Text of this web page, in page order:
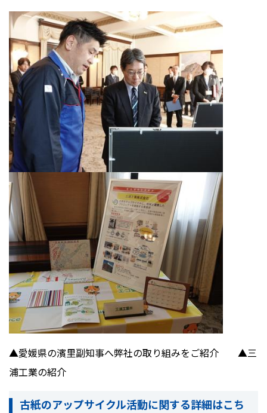
▲愛媛県の濱里副知事へ弊社の取り組みをご紹介 ▲三
浦工業の紹介
古紙のアップサイクル活動に関する詳細はこち